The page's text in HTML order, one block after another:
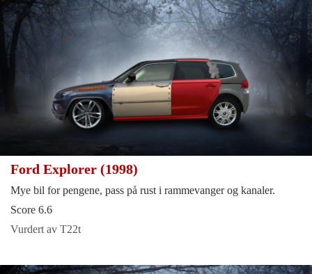
Ford Explorer (1998)
Mye bil for pengene, pass på rust i rammevanger og kanaler.
Score 6.6
Vurdert av T22t